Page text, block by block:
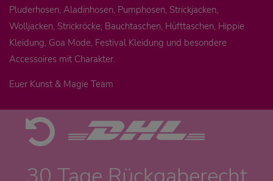
Pluderhosen, Aladinhosen, Pumphosen, Strickjacken,
Wolljacken, Strickröcke, Bauchtaschen, Hüfttaschen, Hippie
Kleidung, Goa Mode, Festival Kleidung und besondere
Accessoires mit Charakter.
Euer Kunst & Magie Team